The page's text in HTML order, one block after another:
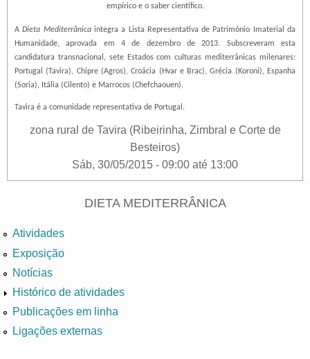
empírico e o saber científico.
ADieta Mediterrânica integra a Lista Representativa de Património Imaterial da
Humanidade, aprovada em 4 de dezembro de 2013. Subscreveram esta
candidatura transnacional, sete Estados com culturas mediterrânicas milenares:
Portugal (Tavira), Chipre (Agros), Croácia (Hvar e Brac), Grécia (Koroni), Espanha
(Soria), Itália (Cilento) e Marrocos (Chefchaouen).
Tavira é a comunidade representativa de Portugal.
zona rural de Tavira (Ribeirinha, Zimbral e Corte de
Besteiros)
Sáb, 30/05/2015 - 09:00 até 13:00
DIETA MEDITERRÂNICA
Atividades
Exposição
Notícias
Histórico de atividades
Publicações em linha
Ligações externas